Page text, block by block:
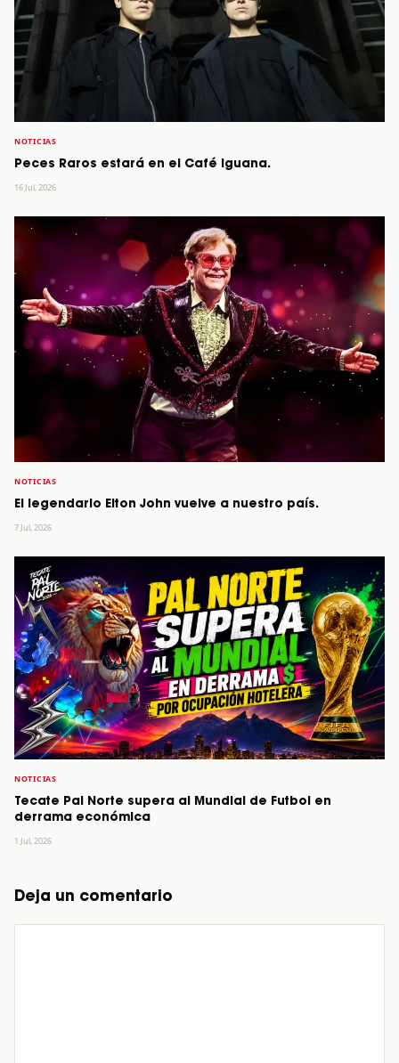
NOTICIAS
Peces Raros estará en el Café Iguana.
16 Jul, 2026
NOTICIAS
El legendario Elton John vuelve a nuestro país.
7 Jul, 2026
NOTICIAS
Tecate Pal Norte supera al Mundial de Futbol en
derrama económica
1 Jul, 2026
Deja un comentario